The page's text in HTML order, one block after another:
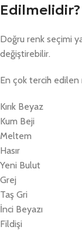
Edilmelidir?
Doğru renk seçimi
değiştirebilir.
En çok tercih edilen
Kırık Beyaz
Kum Beji
Meltem
Hasır
Yeni Bulut
Grej
Taş Gri
İnci Beyazı
Fildişi